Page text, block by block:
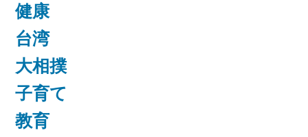
健康
台湾
大相撲
子育て
教育